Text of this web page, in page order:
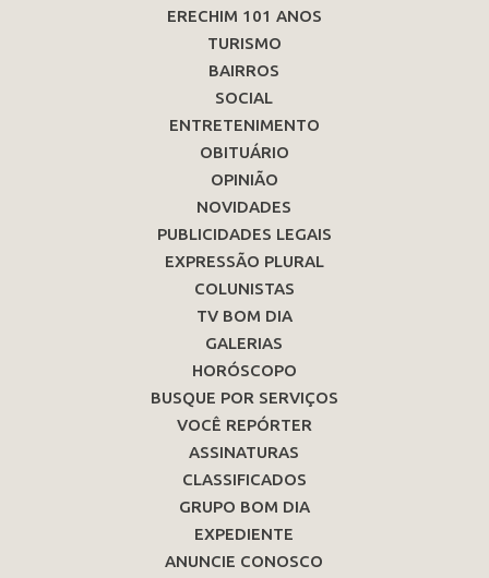
ERECHIM 101 ANOS
TURISMO
BAIRROS
SOCIAL
ENTRETENIMENTO
OBITUÁRIO
OPINIÃO
NOVIDADES
PUBLICIDADES LEGAIS
EXPRESSÃO PLURAL
COLUNISTAS
TV BOM DIA
GALERIAS
HORÓSCOPO
BUSQUE POR SERVIÇOS
VOCÊ REPÓRTER
ASSINATURAS
CLASSIFICADOS
GRUPO BOM DIA
EXPEDIENTE
ANUNCIE CONOSCO